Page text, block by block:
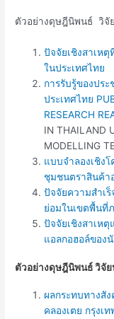
ตัวอย่างดุษฎีนิพนธ์ วิจั
ปัจจัยเชิงสาเห
ในประเทศไทย
การรับรู้ของปร
ประเทศไทย
RESEARCH
IN THAILAND
MODELLING
แบบจำลองเชิงโ
ชุมชนตราสินค้า
ปัจจัยความสําเ
ย่อมในเขตพื้นที่
ปัจจัยเชิงสาเห
แอลกอฮอล์ของ
ตัวอย่างดุษฎีนิพนธ์ วิจั
ผลกระทบทางสั
คลองเตย กรุงเ